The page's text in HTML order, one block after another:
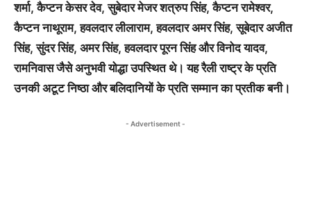
शर्मा, कैप्टन केसर देव, सुबेदार मेजर शत्रुप सिंह, कैप्टन रामेश्वर,
कैप्टन नाथूराम, हवलदार लीलाराम, हवलदार अमर सिंह, सूबेदार अजीत
सिंह, सुंदर सिंह, अमर सिंह, हवलदार पूरन सिंह और विनोद यादव,
रामनिवास जैसे अनुभवी योद्धा उपस्थित थे। यह रैली राष्ट्र के प्रति
उनकी अटूट निष्ठा और बलिदानियों के प्रति सम्मान का प्रतीक बनी।
- Advertisement -